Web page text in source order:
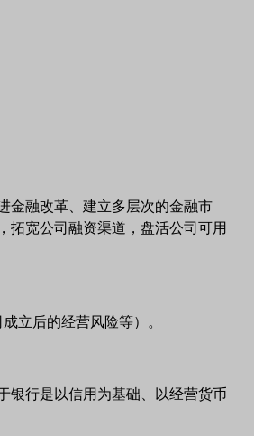
金融改革、建立多层次的金融市
拓宽公司融资渠道，盘活公司可用
立后的经营风险等）。
银行是以信用为基础、以经营货币